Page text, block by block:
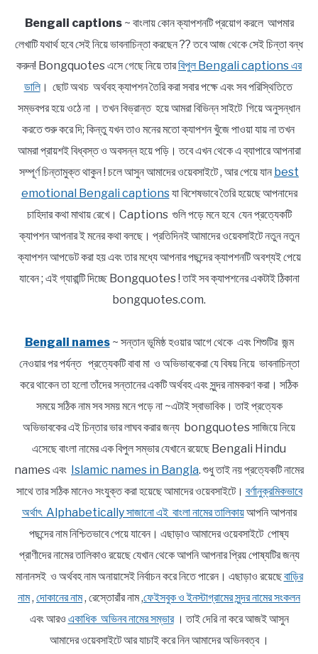
Bengali captions~ বাংলায় কোন ক্যাপশনটি প্রয়োগ করলে আপমার
লেখাটি যথার্থ হবে সেই নিয়ে ভাবনাচিন্তা করছেন ?? তবে আজ থেকে সেই চিন্তা বন্ধ
করুন! Bongquotes এসে গেছে নিয়ে তারবিপুল Bengali captions এর
ডালি। ছোট অথচ অর্থবহ ক্যাপশন তৈরি করা সবার পক্ষে এবং সব পরিস্থিতিতে
সম্ভবপর হয়ে ওঠে না । তখন বিভ্রান্ত হয়ে আমরা বিভিন্ন সাইটে গিয়ে অনুসন্ধান
করতে শুরু করে দি; কিন্তু যখন তাও মনের মতো ক্যাপশন খুঁজে পাওয়া যায় না তখন
আমরা প্রায়শই বিধ্বস্ত ও অবসন্ন হয়ে পড়ি। তবে এখন থেকে এ ব্যাপারে আপনারা
সম্পূর্ণ চিন্তামুক্ত থাকুন ! চলে আসুন আমাদের ওয়েবসাইটে , আর পেয়ে যান best
emotional Bengali captionsযা বিশেষভাবে তৈরি হয়েছে আপনাদের
চাহিদার কথা মাথায় রেখে। Captions গুলি পড়ে মনে হবে যেন প্রত্যেকটি
ক্যাপশন আপনার ই মনের কথা বলছে। প্রতিদিনই আমাদের ওয়েবসাইটে নতুন নতুন
ক্যাপশন আপডেট করা হয় এবং তার মধ্যে আপনার পছন্দের ক্যাপশনটি অবশ্যই পেয়ে
যাবেন ; এই গ্যারান্টি দিচ্ছে Bongquotes ! তাই সব ক্যাপশনের একটাই ঠিকানা
bongquotes.com.
Bengali names~ সন্তান ভূমিষ্ঠ হওয়ার আগে থেকে এবং শিশুটির জন্ম
নেওয়ার পর পর্যন্ত প্রত্যেকটি বাবা মা ও অভিভাবকেরা যে বিষয় নিয়ে ভাবনাচিন্তা
করে থাকেন তা হলো তাঁদের সন্তানের একটি অর্থবহ এবং সুন্দর নামকরণ করা। সঠিক
সময়ে সঠিক নাম সব সময় মনে পড়ে না ~এটাই স্বাভাবিক। তাই প্রত্যেক
অভিভাবকের এই চিন্তার ভার লাঘব করার জন্য bongquotes সাজিয়ে নিয়ে
এসেছে বাংলা নামের এক বিপুল সম্ভার যেখানে রয়েছে Bengali Hindu
names এবং Islamic names in Bangla. শুধু তাই নয় প্রত্যেকটি নামের
সাথে তার সঠিক মানেও সংযুক্ত করা হয়েছে আমাদের ওয়েবসাইটে। বর্ণানুক্রমিকভাবে
অর্থাৎ Alphabetically সাজানো এই বাংলা নামের তালিকায়আপনি আপনার
পছন্দের নাম নিশ্চিতভাবে পেয়ে যাবেন। এছাড়াও আমাদের ওয়েবসাইটে পোষ্য
প্রাণীদের নামের তালিকাও রয়েছে যেখান থেকে আপনি আপনার প্রিয় পোষ্যটির জন্য
মানানসই ও অর্থবহ নাম অনায়াসেই নির্বাচন করে নিতে পারেন। এছাড়াও রয়েছেবাড়ির
নাম, দোকানের নাম, রেস্তোরাঁর নাম ,ফেইসবুক ও ইনস্টাগ্রামের সুন্দর নামের সংকলন
এবং আরও একাধিক অভিনব নামের সম্ভার। তাই দেরি না করে আজই আসুন
আমাদের ওয়েবসাইটে আর যাচাই করে নিন আমাদের অভিনবত্ব ।